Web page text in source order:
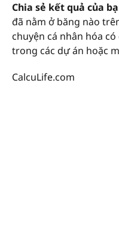
Chia sẻ kết quả của
đã nằm ở băng nào
chuyện cá nhân hóa
trong các dự án hoặc
CalcuLife.com